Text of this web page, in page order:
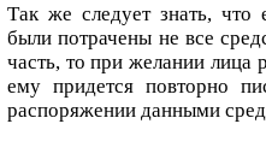
Так же следует знать,
были потрачены не все
часть, то при желании лица
ему придется повторно
распоряжении данными